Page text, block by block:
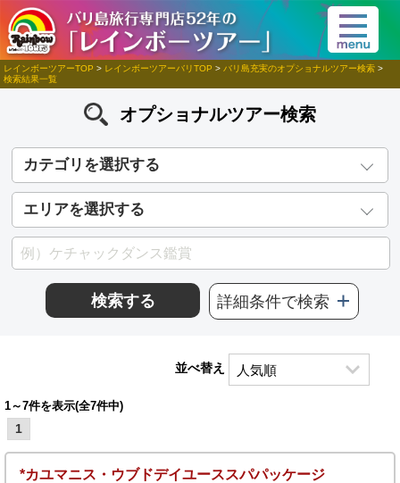
レインボーツアーTOP > レインボーツアーバリTOP > バリ島充実のオプショナルツアー検索 >
検索結果一覧
オプショナルツアー検索
カテゴリを選択する
エリアを選択する
検索する 詳細条件で検索
並べ替え
1～7件を表示(全7件中)
1
*カユマニス・ウブドデイユーススパパッケージ